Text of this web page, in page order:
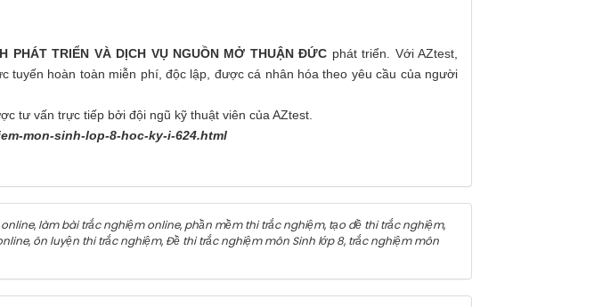
PHÁT TRIỂN VÀ DỊCH VỤ NGUỒN MỞ THUẬN ĐỨC phát triển. Với AZtest,
hoàn toàn miễn phí, độc lập, được cá nhân hóa theo yêu cầu của người
tư vấn trực tiếp bởi đội ngũ kỹ thuật viên của AZtest.
mon-sinh-lop-8-hoc-ky-i-624.html
, làm bài trắc nghiệm online, phần mềm thi trắc nghiệm, tạo đề thi trắc nghiệm,
, ôn luyện thi trắc nghiệm, Đề thi trắc nghiệm môn Sinh lớp 8, trắc nghiệm môn